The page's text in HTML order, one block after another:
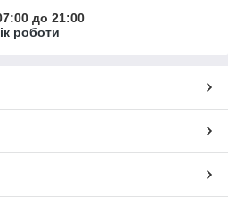
до 21:00
роботи